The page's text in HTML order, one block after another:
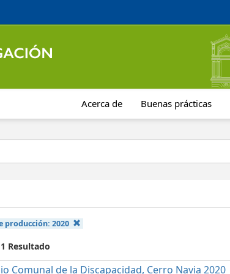
Acerca de Buenas prácticas
producción: 2020
Resultado
Comunal de la Discapacidad, Cerro Navia 2020